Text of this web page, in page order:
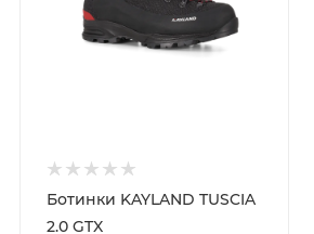
Ботинки KAYLAND TUSCIA
2.0 GTX